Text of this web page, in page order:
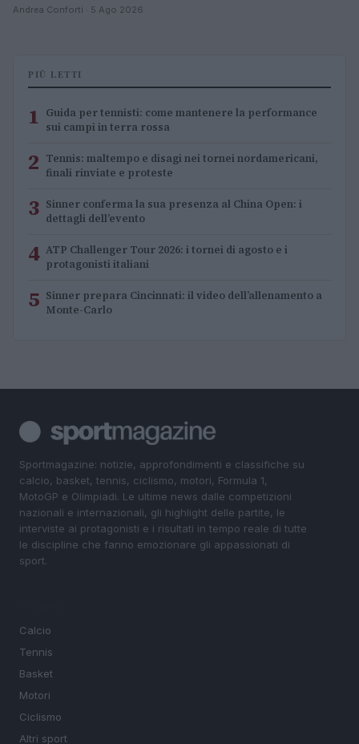
Andrea Conforti · 5 Ago 2026
PIÙ LETTI
1 Guida per tennisti: come mantenere la performance
sui campi in terra rossa
2 Tennis: maltempo e disagi nei tornei nordamericani,
finali rinviate e proteste
3 Sinner conferma la sua presenza al China Open: i
dettagli dell’evento
4 ATP Challenger Tour 2026: i tornei di agosto e i
protagonisti italiani
5 Sinner prepara Cincinnati: il video dell’allenamento a
Monte-Carlo
Sportmagazine: notizie, approfondimenti e classifiche su
calcio, basket, tennis, ciclismo, motori, Formula 1,
MotoGP e Olimpiadi. Le ultime news dalle competizioni
nazionali e internazionali, gli highlight delle partite, le
interviste ai protagonisti e i risultati in tempo reale di tutte
le discipline che fanno emozionare gli appassionati di
sport.
Calcio
Tennis
Basket
Motori
Ciclismo
Altri sport